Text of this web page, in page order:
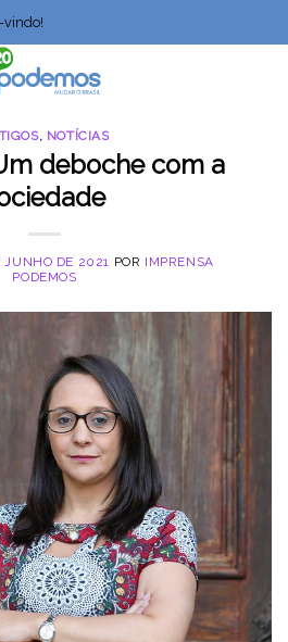
vindo!
, NOTÍCIAS
deboche com a
JUNHO DE 2021 POR IMPRENSA
PODEMOS